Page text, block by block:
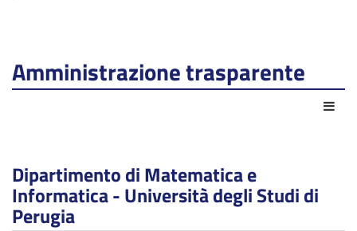
Amministrazione trasparente
Dipartimento di Matematica e
Informatica - Università degli Studi di
Perugia